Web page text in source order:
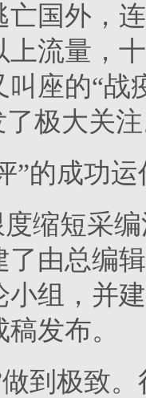
亡国外，
上流量，
座的“战
了极大关
”的成功
缩短采
了由总编
小组，并
发布。
到极致